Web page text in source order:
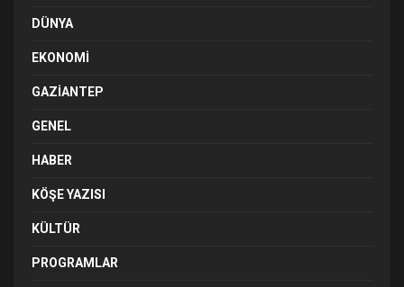
DÜNYA
EKONOMI
GAZIANTEP
GENEL
HABER
KÖŞE YAZISI
KÜLTÜR
PROGRAMLAR